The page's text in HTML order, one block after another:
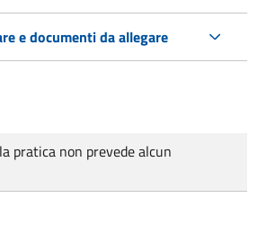
e documenti da allegare
pratica non prevede alcun